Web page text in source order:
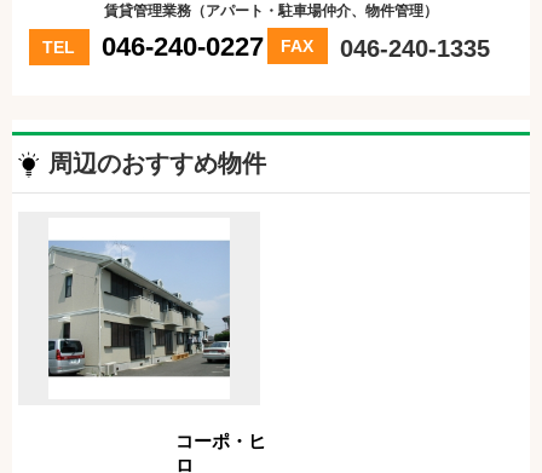
賃貸管理業務（アパート・駐車場仲介、物件管理）
TEL 046-240-0227 FAX 046-240-1335
周辺のおすすめ物件
コーポ・ヒ
ロ